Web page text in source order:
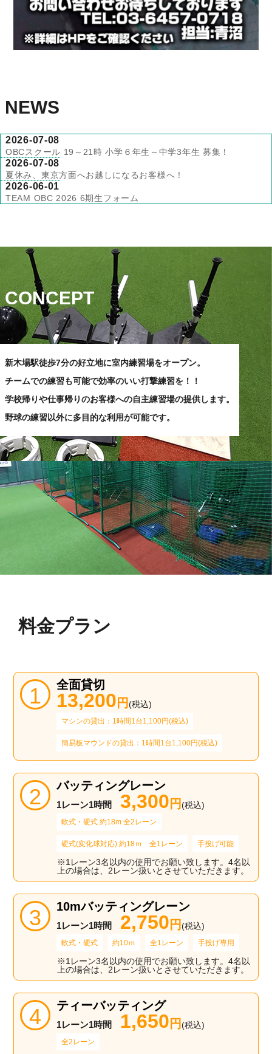
NEWS
2026-07-08
OBCスクール 19～21時 小学６年生～中学3年生 募集！
2026-07-08
夏休み、東京方面へお越しになるお客様へ！
2026-06-01
TEAM OBC 2026 6期生フォーム
CONCEPT
新木場駅徒歩7分の好立地に室内練習場をオープン。
チームでの練習も可能で効率のいい打撃練習を！！
学校帰りや仕事帰りのお客様への自主練習場の提供します。
野球の練習以外に多目的な利用が可能です。
料金プラン
全面貸切
13,200 円(税込)
マシンの貸出：1時間1台1,100円(税込)
簡易板マウンドの貸出：1時間1台1,100円(税込)
バッティングレーン
1レーン1時間 3,300 円(税込)
軟式・硬式 約18m 全2レーン
硬式(変化球対応) 約18ｍ 全1レーン 手投げ可能
※1レーン3名以内の使用でお願い致します。4名以
上の場合は、2レーン扱いとさせていただきます。
10mバッティングレーン
1レーン1時間 2,750 円(税込)
軟式・硬式 約10ｍ 全1レーン 手投げ専用
※1レーン3名以内の使用でお願い致します。4名以
上の場合は、2レーン扱いとさせていただきます。
ティーバッティング
1レーン1時間 1,650 円(税込)
全2レーン